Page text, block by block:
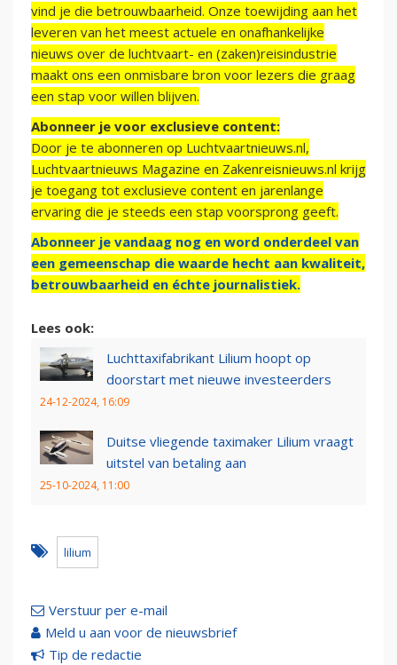
vind je die betrouwbaarheid. Onze toewijding aan het
leveren van het meest actuele en onafhankelijke
nieuws over de luchtvaart- en (zaken)reisindustrie
maakt ons een onmisbare bron voor lezers die graag
een stap voor willen blijven.
Abonneer je voor exclusieve content:
Door je te abonneren op Luchtvaartnieuws.nl,
Luchtvaartnieuws Magazine en Zakenreisnieuws.nl krijg
je toegang tot exclusieve content en jarenlange
ervaring die je steeds een stap voorsprong geeft.
Abonneer je vandaag nog en word onderdeel van
een gemeenschap die waarde hecht aan kwaliteit,
betrouwbaarheid en échte journalistiek.
Lees ook:
Luchttaxifabrikant Lilium hoopt op
doorstart met nieuwe investeerders
24-12-2024, 16:09
Duitse vliegende taximaker Lilium vraagt
uitstel van betaling aan
25-10-2024, 11:00
lilium
Verstuur per e-mail
Meld u aan voor de nieuwsbrief
Tip de redactie